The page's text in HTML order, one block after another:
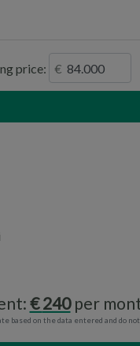
price:
240per
based on the data entered and do